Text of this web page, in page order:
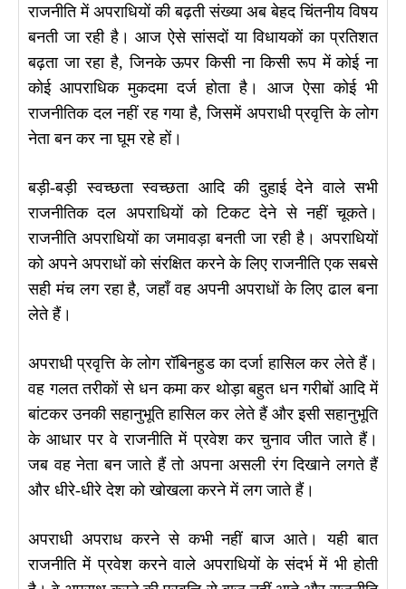
राजनीति में अपराधियों की बढ़ती संख्या अब बेहद चिंतनीय विषय
बनती जा रही है। आज ऐसे सांसदों या विधायकों का प्रतिशत
बढ़ता जा रहा है, जिनके ऊपर किसी ना किसी रूप में कोई ना
कोई आपराधिक मुकदमा दर्ज होता है। आज ऐसा कोई भी
राजनीतिक दल नहीं रह गया है, जिसमें अपराधी प्रवृत्ति के लोग
नेता बन कर ना घूम रहे हों।
बड़ी-बड़ी स्वच्छता स्वच्छता आदि की दुहाई देने वाले सभी
राजनीतिक दल अपराधियों को टिकट देने से नहीं चूकते।
राजनीति अपराधियों का जमावड़ा बनती जा रही है। अपराधियों
को अपने अपराधों को संरक्षित करने के लिए राजनीति एक सबसे
सही मंच लग रहा है, जहाँ वह अपनी अपराधों के लिए ढाल बना
लेते हैं।
अपराधी प्रवृत्ति के लोग रॉबिनहुड का दर्जा हासिल कर लेते हैं।
वह गलत तरीकों से धन कमा कर थोड़ा बहुत धन गरीबों आदि में
बांटकर उनकी सहानुभूति हासिल कर लेते हैं और इसी सहानुभूति
के आधार पर वे राजनीति में प्रवेश कर चुनाव जीत जाते हैं।
जब वह नेता बन जाते हैं तो अपना असली रंग दिखाने लगते हैं
और धीरे-धीरे देश को खोखला करने में लग जाते हैं।
अपराधी अपराध करने से कभी नहीं बाज आते। यही बात
राजनीति में प्रवेश करने वाले अपराधियों के संदर्भ में भी होती